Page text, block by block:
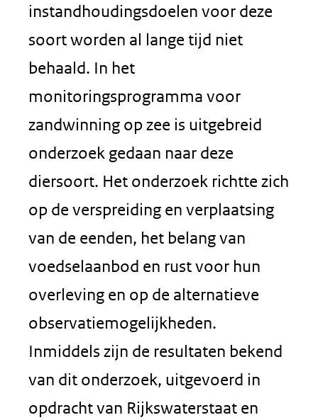
instandhoudingsdoelen voor deze
soort worden al lange tijd niet
behaald. In het
monitoringsprogramma voor
zandwinning op zee is uitgebreid
onderzoek gedaan naar deze
diersoort. Het onderzoek richtte zich
op de verspreiding en verplaatsing
van de eenden, het belang van
voedselaanbod en rust voor hun
overleving en op de alternatieve
observatiemogelijkheden.
Inmiddels zijn de resultaten bekend
van dit onderzoek, uitgevoerd in
opdracht van Rijkswaterstaat en